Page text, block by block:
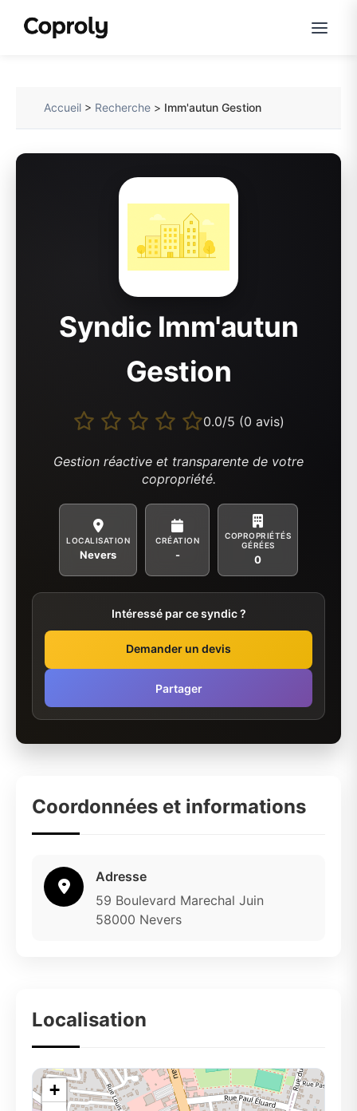
Accueil > Recherche > Imm'autun Gestion
Syndic Imm'autun
Gestion
0.0/5 (0 avis)
Gestion réactive et transparente de votre
copropriété.
LOCALISATION
Nevers
CRÉATION
-
COPROPRIÉTÉS
GÉRÉES
0
Intéressé par ce syndic ?
Demander un devis
Partager
Coordonnées et informations
Adresse
59 Boulevard Marechal Juin
58000 Nevers
Localisation
+